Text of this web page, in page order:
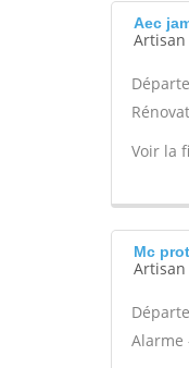
Aec
Artisan
Voir la
Mc
Artisan
Alarme